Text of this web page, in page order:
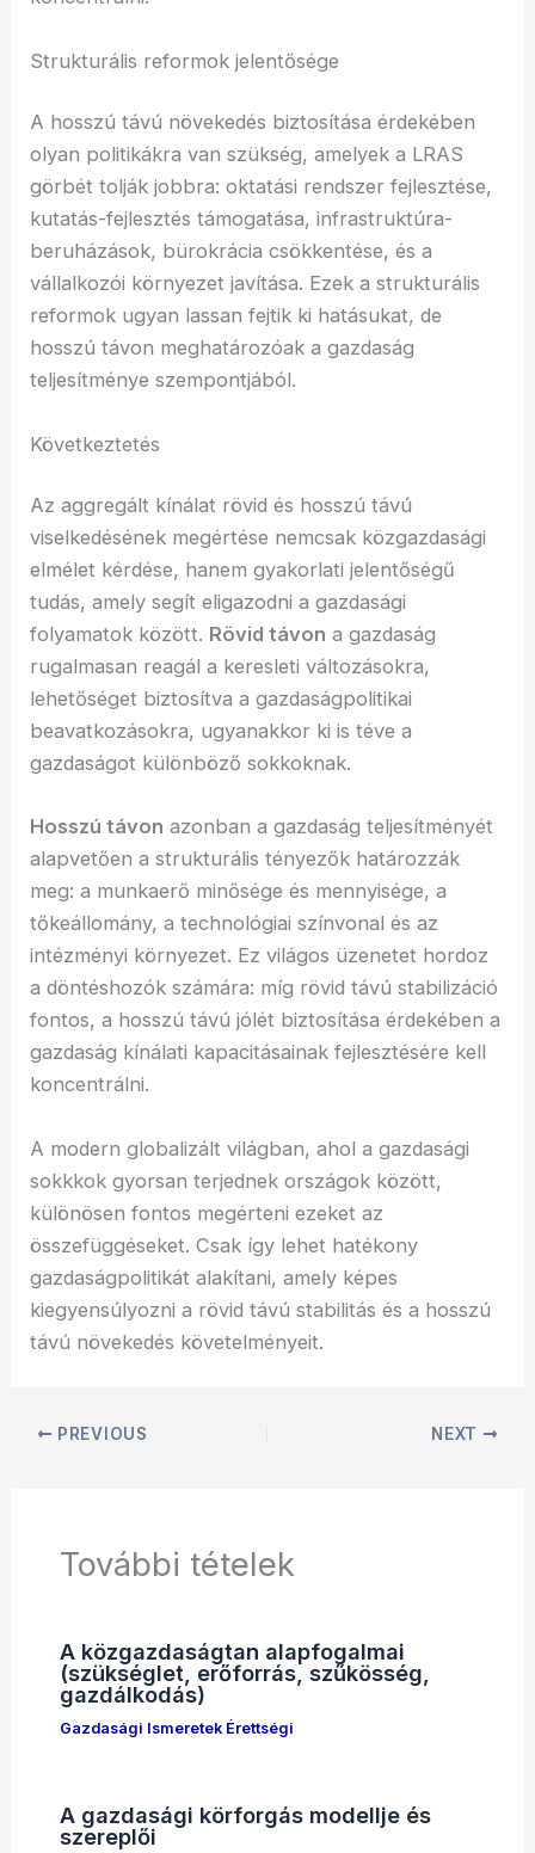
Strukturális reformok jelentősége
A hosszú távú növekedés biztosítása érdekében
olyan politikákra van szükség, amelyek a LRAS
görbét tolják jobbra: oktatási rendszer fejlesztése,
kutatás-fejlesztés támogatása, infrastruktúra-
beruházások, bürokrácia csökkentése, és a
vállalkozói környezet javítása. Ezek a strukturális
reformok ugyan lassan fejtik ki hatásukat, de
hosszú távon meghatározóak a gazdaság
teljesítménye szempontjából.
Következtetés
Az aggregált kínálat rövid és hosszú távú
viselkedésének megértése nemcsak közgazdasági
elmélet kérdése, hanem gyakorlati jelentőségű
tudás, amely segít eligazodni a gazdasági
folyamatok között. Rövid távon a gazdaság
rugalmasan reagál a keresleti változásokra,
lehetőséget biztosítva a gazdaságpolitikai
beavatkozásokra, ugyanakkor ki is téve a
gazdaságot különböző sokkoknak.
Hosszú távon azonban a gazdaság teljesítményét
alapvetően a strukturális tényezők határozzák
meg: a munkaerő minősége és mennyisége, a
tőkeállomány, a technológiai színvonal és az
intézményi környezet. Ez világos üzenetet hordoz
a döntéshozók számára: míg rövid távú stabilizáció
fontos, a hosszú távú jólét biztosítása érdekében a
gazdaság kínálati kapacitásainak fejlesztésére kell
koncentrálni.
A modern globalizált világban, ahol a gazdasági
sokkkok gyorsan terjednek országok között,
különösen fontos megérteni ezeket az
összefüggéseket. Csak így lehet hatékony
gazdaságpolitikát alakítani, amely képes
kiegyensúlyozni a rövid távú stabilitás és a hosszú
távú növekedés követelményeit.
PREVIOUS NEXT
További tételek
A közgazdaságtan alapfogalmai
(szükséglet, erőforrás, szűkösség,
gazdálkodás)
Gazdasági Ismeretek Érettségi
A gazdasági körforgás modellje és
szereplői